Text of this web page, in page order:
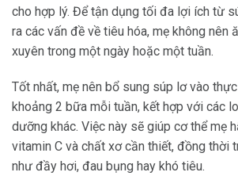
cho hợp lý. Để tận dụng tối đa lợi ích từ
ra các vấn đề về tiêu hóa, mẹ không nên
xuyên trong một ngày hoặc một tuần.
Tốt nhất, mẹ nên bổ sung súp lơ vào
khoảng 2 bữa mỗi tuần, kết hợp với các
dưỡng khác. Việc này sẽ giúp cơ thể mẹ
vitamin C và chất xơ cần thiết, đồng thời
như đầy hơi, đau bụng hay khó tiêu.